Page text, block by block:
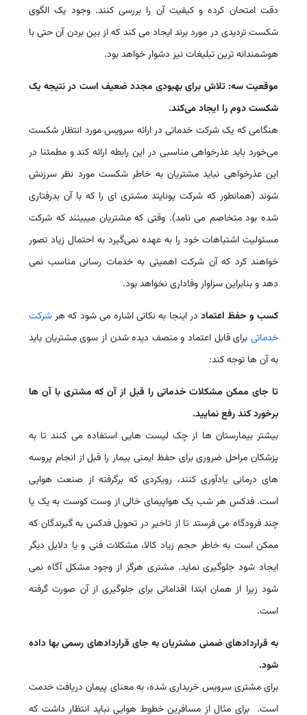
دقت امتحان کرده و کیفیت آن را بررسی کنند. وجود یک الگوی
شکست تردیدی در مورد برند ایجاد می کند که از بین بردن آن حتی با
هوشمندانه ترین تبلیغات نیز دشوار خواهد بود.
موقعیت سه: تلاش برای بهبودی مجدد ضعیف است در نتیجه یک
شکست دوم را ایجاد می‌کند.
هنگامی که یک شرکت خدماتی در ارائه سرویس مورد انتظار شکست
می‌خورد باید عذرخواهی مناسبی در این رابطه ارائه کند و مطمئنا در
این عذرخواهی نباید مشتریان به خاطر شکست مورد نظر سرزنش
شوند (همانطور که شرکت یونایتد مشتری ای را که با آن بدرفتاری
شده بود متخاصم می نامد). وقتی که مشتریان میبینند که شرکت
مسئولیت اشتباهات خود را به عهده نمی‌گیرد به احتمال زیاد تصور
خواهند کرد که آن شرکت اهمیتی به خدمات رسانی مناسب نمی
دهد و بنابراین سزاوار وفاداری نخواهد بود.
کسب و حفظ اعتماد در اینجا به نکاتی اشاره می شود که هرشرکت
خدماتی برای قابل اعتماد و منصف دیده شدن از سوی مشتریان باید
به آن ها توجه کند:
تا جای ممکن مشکلات خدماتی را قبل از آن که مشتری با آن ها
برخورد کند رفع نمایید.
بیشتر بیمارستان ها از چک لیست هایی استفاده می کنند تا به
پزشکان مراحل ضروری برای حفظ ایمنی بیمار را قبل از انجام پروسه
های درمانی یادآوری کنند، رویکردی که برگرفته از صنعت هوایی
است. فدکس هر شب یک هواپیمای خالی از وست کوست به یک یا
چند فرودگاه می فرستد تا از تاخیر در تحویل فدکس به گیرندگان که
ممکن است به خاطر حجم زیاد کالا، مشکلات فنی و یا دلایل دیگر
ایجاد شود جلوگیری نماید. مشتری هرگز از وجود مشکل آگاه نمی
شود زیرا از همان ابتدا اقداماتی برای جلوگیری از آن صورت گرفته
است.
به قراردادهای ضمنی مشتریان به جای قراردادهای رسمی بها داده
شود.
برای مشتری سرویس خریداری شده، به معنای پیمان دریافت خدمت
است. برای مثال از مسافرین خطوط هوایی نباید انتظار داشت که